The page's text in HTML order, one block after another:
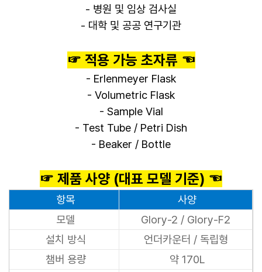
- 병원 및 임상 검사실
- 대학 및 공공 연구기관
☞ 적용 가능 초자류 ☜
- Erlenmeyer Flask
- Volumetric Flask
- Sample Vial
- Test Tube / Petri Dish
- Beaker / Bottle
☞ 제품 사양 (대표 모델 기준) ☜
항목
사양
모델
Glory-2 / Glory-F2
설치 방식
언더카운터 / 독립형
챔버 용량
약 170L